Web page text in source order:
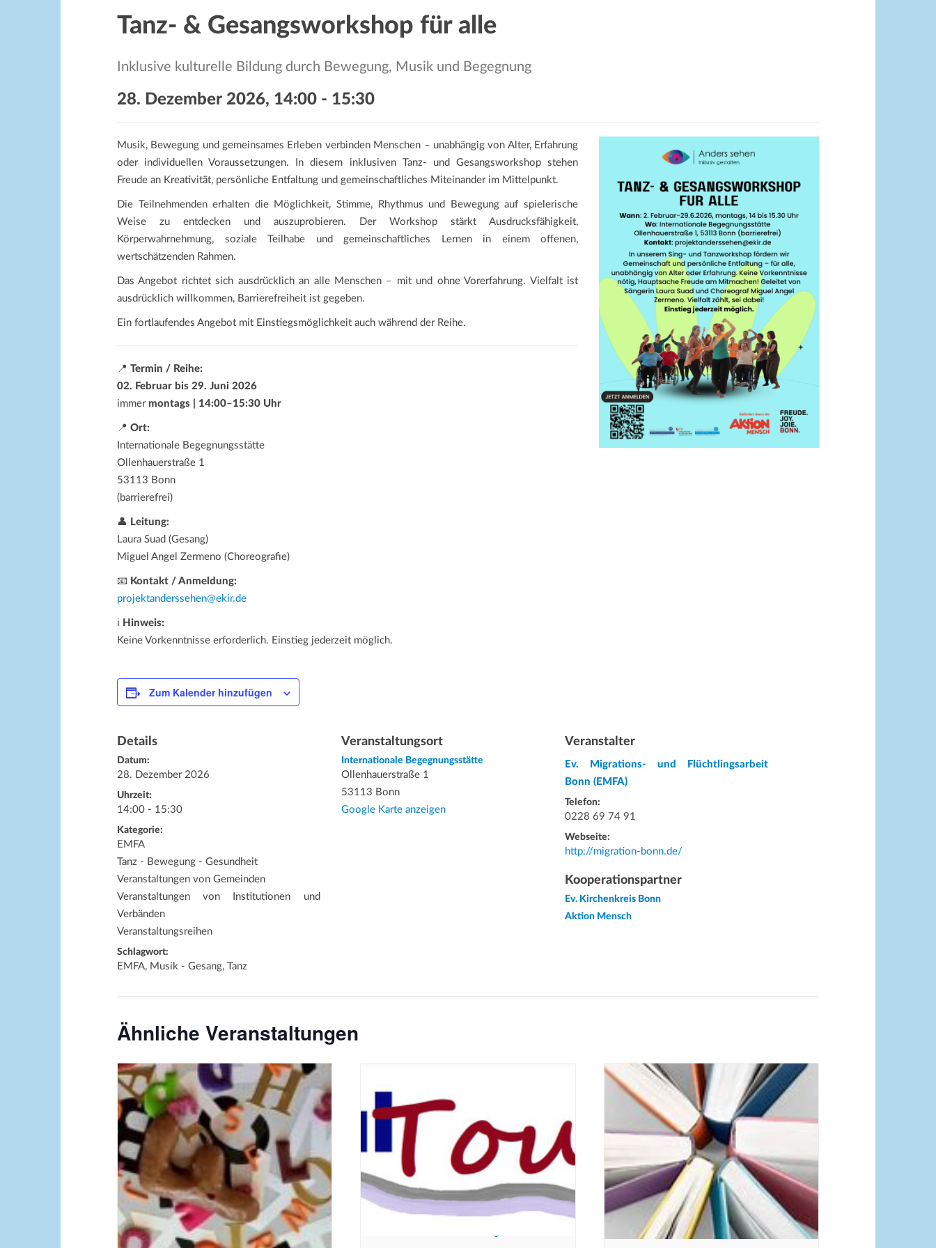
Tanz- & Gesangsworkshop für alle
Inklusive kulturelle Bildung durch Bewegung, Musik und Begegnung
28. Dezember 2026, 14:00 - 15:30
Musik, Bewegung und gemeinsames Erleben verbinden Menschen – unabhängig von Alter, Erfahrung
oder individuellen Voraussetzungen. In diesem inklusiven Tanz- und Gesangsworkshop stehen
Freude an Kreativität, persönliche Entfaltung und gemeinschaftliches Miteinander im Mittelpunkt.
Die Teilnehmenden erhalten die Möglichkeit, Stimme, Rhythmus und Bewegung auf spielerische
Weise zu entdecken und auszuprobieren. Der Workshop stärkt Ausdrucksfähigkeit,
Körperwahrnehmung, soziale Teilhabe und gemeinschaftliches Lernen in einem offenen,
wertschätzenden Rahmen.
Das Angebot richtet sich ausdrücklich an alle Menschen – mit und ohne Vorerfahrung. Vielfalt ist
ausdrücklich willkommen, Barrierefreiheit ist gegeben.
Ein fortlaufendes Angebot mit Einstiegsmöglichkeit auch während der Reihe.
📍 Termin / Reihe:
02. Februar bis 29. Juni 2026
immer montags | 14:00–15:30 Uhr
📍 Ort:
Internationale Begegnungsstätte
Ollenhauerstraße 1
53113 Bonn
(barrierefrei)
👤 Leitung:
Laura Suad (Gesang)
Miguel Angel Zermeno (Choreografie)
📧 Kontakt / Anmeldung:
projektanderssehen@ekir.de
ℹ Hinweis:
Keine Vorkenntnisse erforderlich. Einstieg jederzeit möglich.
Zum Kalender hinzufügen
Details
Datum:
28. Dezember 2026
Uhrzeit:
14:00 - 15:30
Kategorie:
EMFA
Tanz - Bewegung - Gesundheit
Veranstaltungen von Gemeinden
Veranstaltungen von Institutionen und
Verbänden
Veranstaltungsreihen
Schlagwort:
EMFA, Musik - Gesang, Tanz
Veranstaltungsort
Internationale Begegnungsstätte
Ollenhauerstraße 1
53113 Bonn
Google Karte anzeigen
Veranstalter
Ev. Migrations- und Flüchtlingsarbeit
Bonn (EMFA)
Telefon:
0228 69 74 91
Webseite:
http://migration-bonn.de/
Kooperationspartner
Ev. Kirchenkreis Bonn
Aktion Mensch
Ähnliche Veranstaltungen
Bildquelle_ Pixabay Free_Christoph
Bildquelle Pixabay